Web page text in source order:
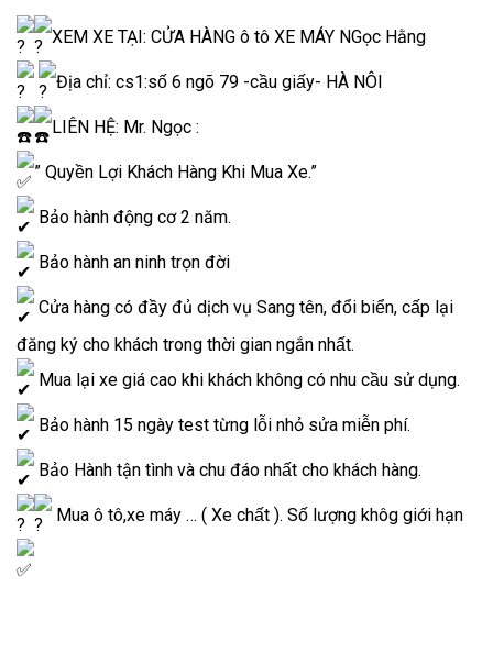
XEM XE TẠI: CỬA HÀNG ô tô XE MÁY NGọc Hằng
Địa chỉ: cs1:số 6 ngõ 79 -cầu giấy- HÀ NÔI
LIÊN HỆ: Mr. Ngọc :
” Quyền Lợi Khách Hàng Khi Mua Xe.”
Bảo hành động cơ 2 năm.
Bảo hành an ninh trọn đời
Cửa hàng có đầy đủ dịch vụ Sang tên, đổi biển, cấp lại
đăng ký cho khách trong thời gian ngắn nhất.
Mua lại xe giá cao khi khách không có nhu cầu sử dụng.
Bảo hành 15 ngày test từng lỗi nhỏ sửa miễn phí.
Bảo Hành tận tình và chu đáo nhất cho khách hàng.
Mua ô tô,xe máy … ( Xe chất ). Số lượng khôg giới hạn